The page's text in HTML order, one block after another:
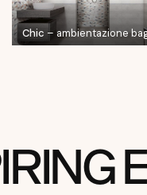
Chic – ambientazione